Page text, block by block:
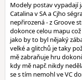
Modely postav vypadají
Catalina v SA a Cjho
nepřirozená - z Groove
dokonce celou mapu
jako by to byl nějaký
velké a glitchů je taky
mě zabraňuje hru
kdy mě např. nikdy
se s tím nemohl ve VC